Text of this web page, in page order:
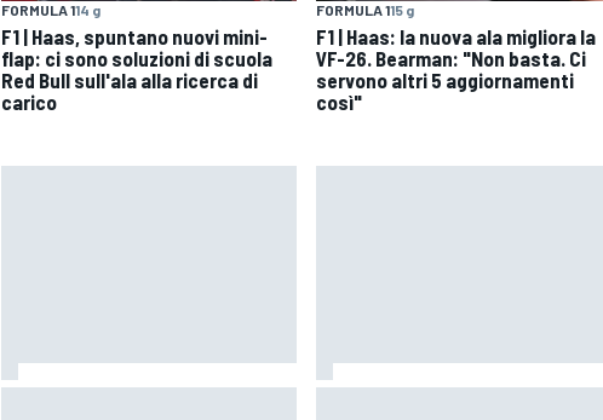
FORMULA 114 g
F1 | Haas, spuntano nuovi mini-
flap: ci sono soluzioni di scuola
Red Bull sull'ala alla ricerca di
carico
FORMULA 115 g
F1 | Haas: la nuova ala migliora la
VF-26. Bearman: "Non basta. Ci
servono altri 5 aggiornamenti
così"